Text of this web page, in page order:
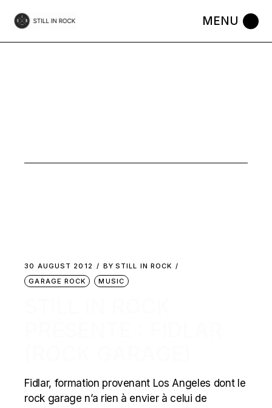
the
30 AUGUST 2012 BY STILL IN ROCK
GARAGE ROCK
MUSIC
Fidlar, formation provenant Los Angeles dont le
rock garage n’a rien à envier à celui de